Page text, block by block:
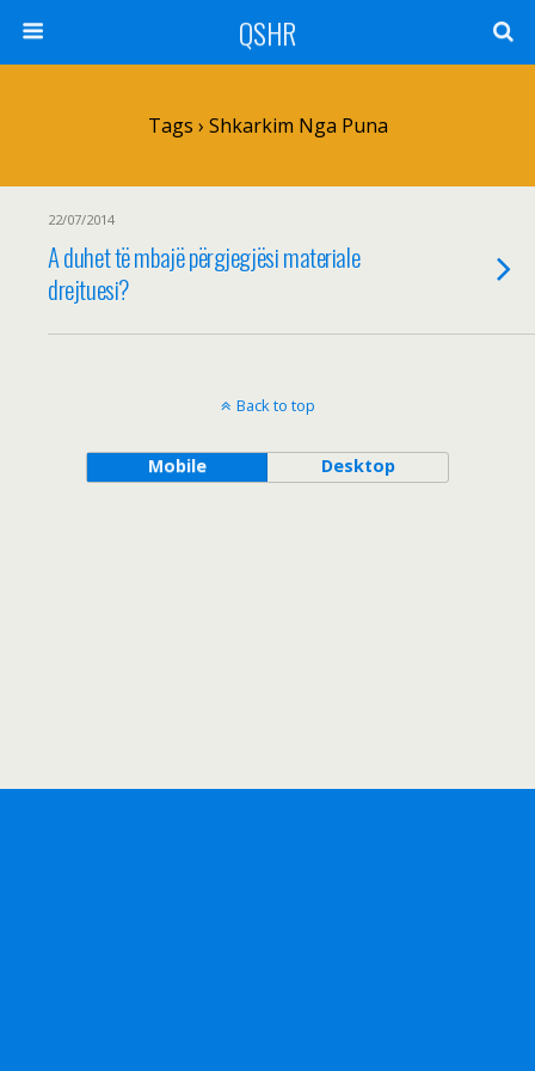
QSHR
Tags › Shkarkim Nga Puna
22/07/2014
A duhet të mbajë përgjegjësi materiale
drejtuesi?
Back to top
Mobile Desktop